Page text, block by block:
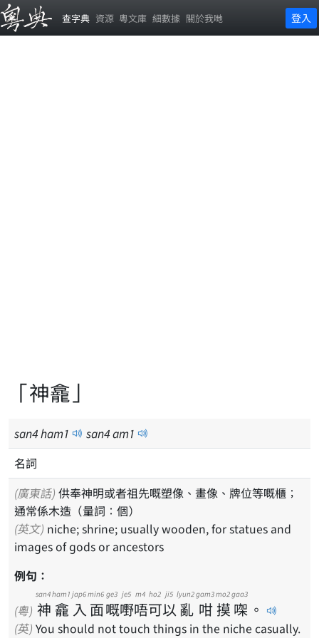
查字典 資源 粵文庫 細數據 關於我哋 登入
「神龕」
san4ham1 san4am1
名詞
(廣東話)
通常係木造（量詞：個）
(英文)
images of gods or ancestors
例句：
(粵) 神
san4
龕
ham1
入
jap6
面
min6
嘅
ge3
嘢
je5
唔
m4
可
ho2
以
ji5
亂
lyun2
咁
gam3
摸
mo2
㗎
gaa3
。
(英) You should not touch things in the niche casually.